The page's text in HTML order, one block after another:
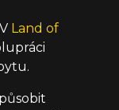
Land of